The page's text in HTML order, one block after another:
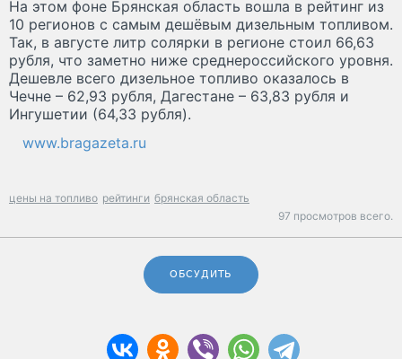
На этом фоне Брянская область вошла в рейтинг из
10 регионов с самым дешёвым дизельным топливом.
Так, в августе литр солярки в регионе стоил 66,63
рубля, что заметно ниже среднероссийского уровня.
Дешевле всего дизельное топливо оказалось в
Чечне – 62,93 рубля, Дагестане – 63,83 рубля и
Ингушетии (64,33 рубля).
www.bragazeta.ru
цены на топливо рейтинги брянская область
97 просмотров всего.
ОБСУДИТЬ